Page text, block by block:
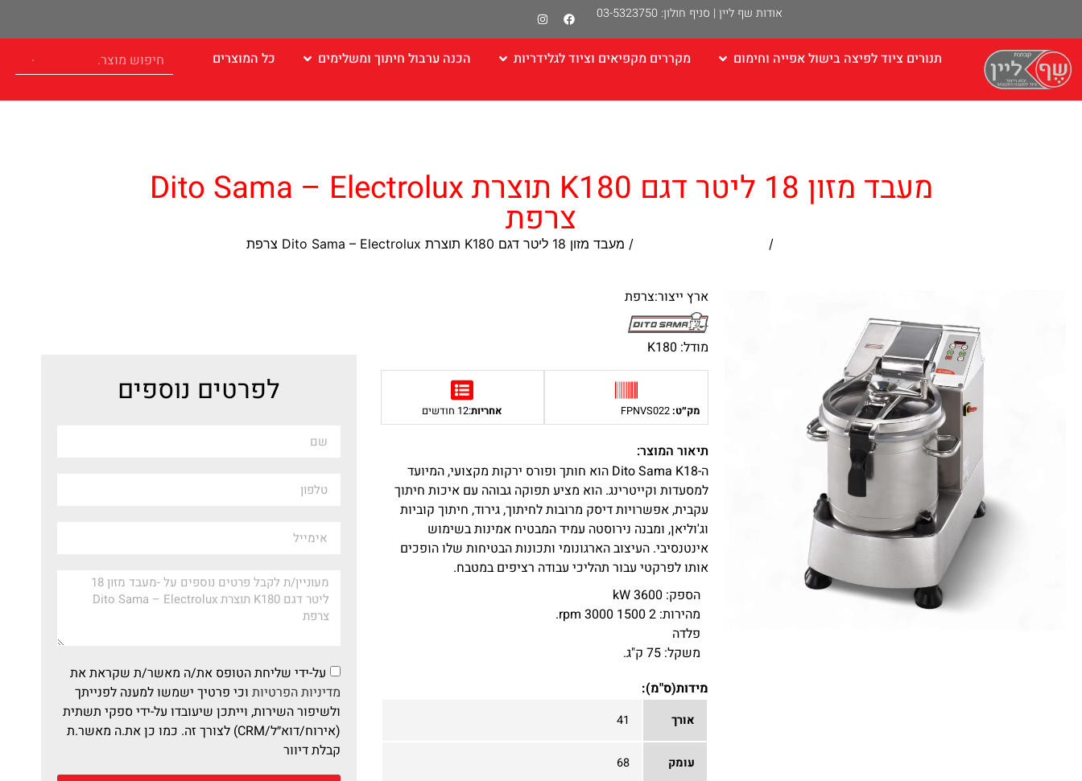
אודות שף ליין | סניף חולון: 03-5323750
תנורים ציוד לפיצה בישול אפייה וחימום מקררים מקפיאים וציוד לגלידריות הכנה ערבול חיתוך ומשלימים כל המוצרים
מעבד מזון 18 ליטר דגם K180 תוצרת Dito Sama – Electrolux
צרפת
/ / מעבד מזון 18 ליטר דגם K180 תוצרת Dito Sama – Electrolux צרפת
ארץ ייצור:צרפת
מודל: K180
מק״ט:FPNVS022 אחריות:12 חודשים
תיאור המוצר:
ה-Dito Sama K18 הוא חותך ופורס ירקות מקצועי, המיועד
למסעדות וקייטרינג. הוא מציע תפוקה גבוהה עם איכות חיתוך
עקבית, אפשרויות דיסק מרובות לחיתוך, גירוד, חיתוך קוביות
וג'וליאן, ומבנה נירוסטה עמיד המבטיח אמינות בשימוש
אינטנסיבי. העיצוב הארגונומי ותכונות הבטיחות שלו הופכים
אותו לפרקטי עבור תהליכי עבודה רציפים במטבח.
הספק: 3600 kW
מהירות: 2 1500 3000 rpm.
פלדה
משקל: 75 ק"ג.
מידות(ס"מ):
אורך 41
עומק 68
לפרטים נוספים
על-ידי שליחת הטופס את/ה מאשר/ת שקראת את
מדיניות הפרטיות וכי פרטיך ישמשו למענה לפנייתך
ולשיפור השירות, וייתכן שיעובדו על-ידי ספקי תשתית
(אירוח/דוא״ל/CRM) לצורך זה. כמו כן את.ה מאשר.ת
קבלת דיוור